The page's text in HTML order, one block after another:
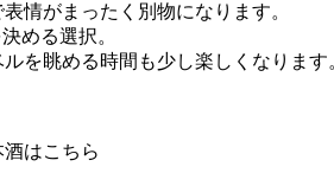
情がまったく別物になります。
める選択。
を眺める時間も少し楽しくなります
はこちら